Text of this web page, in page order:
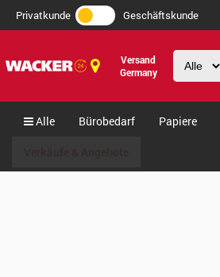
Privatkunde Geschäftskunde
Versand
Germany
Alle Bürobedarf Papiere